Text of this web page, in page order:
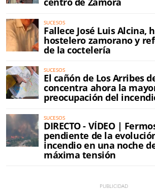
SUCESOS
Fallece José Luis Alcina,
hostelero zamorano y
de la coctelería
SUCESOS
El cañón de Los Arribes
concentra ahora la
preocupación del
SUCESOS
DIRECTO - VÍDEO |
pendiente de la
incendio en una noche
máxima tensión